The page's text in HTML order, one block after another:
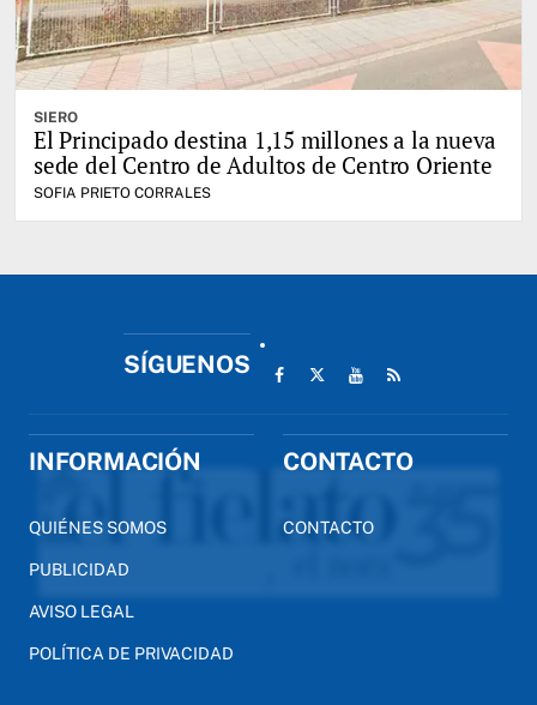
SIERO
El Principado destina 1,15 millones a la nueva
sede del Centro de Adultos de Centro Oriente
SOFIA PRIETO CORRALES
SÍGUENOS
INFORMACIÓN
QUIÉNES SOMOS
PUBLICIDAD
AVISO LEGAL
POLÍTICA DE PRIVACIDAD
CONTACTO
CONTACTO